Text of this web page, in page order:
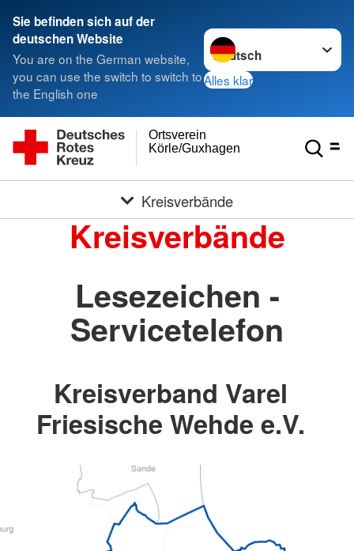
Sie befinden sich auf der
deutschen Website
You are on the German website,
you can use the switch to switch to
the English one
Sprache wechseln zu
Alles klar
Körle/Guxhagen
Ortsverein
Kreisverbände
Kreisverbände
Lesezeichen -
Servicetelefon
Kreisverband Varel
Friesische Wehde e.V.